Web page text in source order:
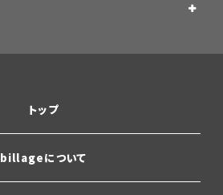
トップ
billageについて